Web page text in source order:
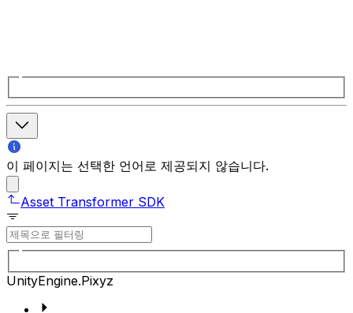
이 페이지는 선택한 언어로 제공되지 않습니다.
Asset Transformer SDK
UnityEngine.Pixyz